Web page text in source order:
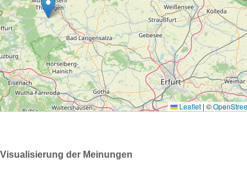
der Meinungen